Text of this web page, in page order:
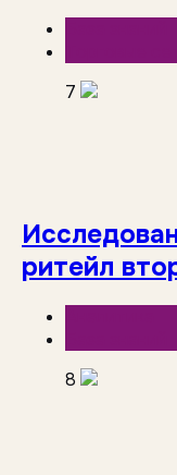
7
ритейл
8